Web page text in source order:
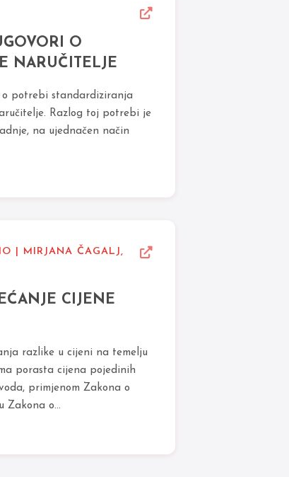
O
NARUČITELJE
o potrebi standardiziranja
Razlog toj potrebi je
na ujednačen način
| MIRJANA ČAGALJ,
CIJENE
razlike u cijeni na temelju
porasta cijena pojedinih
primjenom Zakona o
Zakona o...